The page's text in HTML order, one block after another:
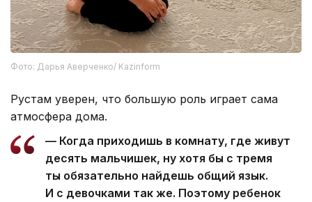
Фото: Дарья Аверченко/ Kazinform
Рустам уверен, что большую роль играет сама
атмосфера дома.
— Когда приходишь в комнату, где живут
десять мальчишек, ну хотя бы с тремя
ты обязательно найдешь общий язык.
И с девочками так же. Поэтому ребенок